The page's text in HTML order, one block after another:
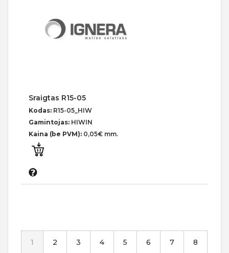
Sraigtas R15-05
Kodas: R15-05_HIW
Gamintojas: HIWIN
Kaina (be PVM): 0,05€ mm.
1 2 3 4 5 6 7 8